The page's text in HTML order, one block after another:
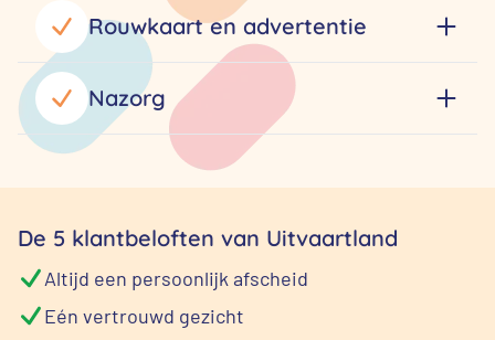
Rouwkaart en advertentie
Nazorg
De 5 klantbeloften van Uitvaartland
Altijd een persoonlijk afscheid
Eén vertrouwd gezicht